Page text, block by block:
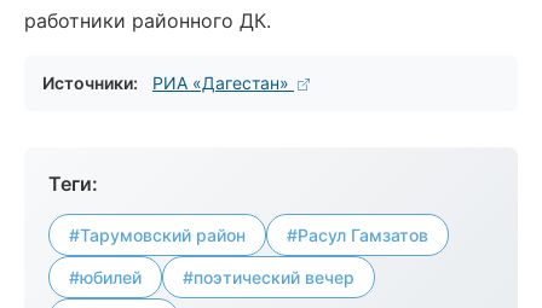
работники районного ДК.
Источники: РИА «Дагестан»
Теги:
#Тарумовский район #Расул Гамзатов
#юбилей #поэтический вечер